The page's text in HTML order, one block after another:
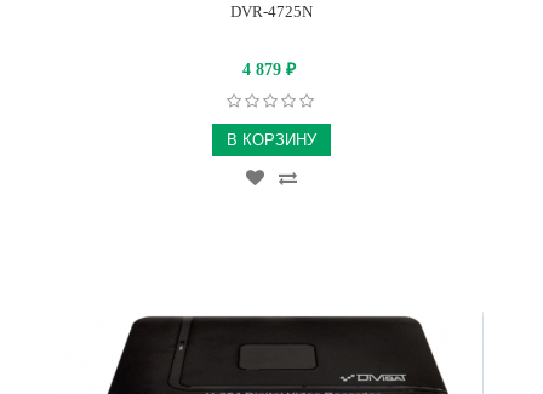
DVR-4725N
4 879 ₽
В КОРЗИНУ